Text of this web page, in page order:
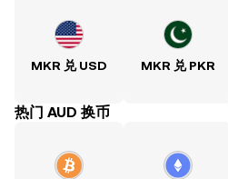
MKR 兑 USD MKR 兑 PKR
热门 AUD 换币